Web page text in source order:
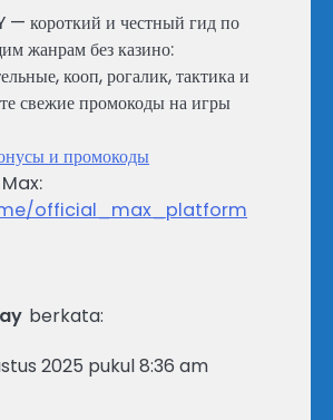
— короткий и честный гид по
жанрам без казино:
кооп, рогалик, тактика и
свежие промокоды на игры
и промокоды
Max:
official_max_platform
berkata:
2025 pukul 8:36 am